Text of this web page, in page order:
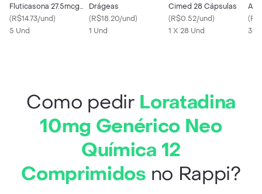
Fluticasona 27.5mcg
Spray Nasal Frasco
120 Doses GSK
(R$14.73/und)
5 Und
Drágeas
(R$18.20/und)
1 Und
Cimed 28 Cápsulas
(R$0.52/und)
1 X 28 Und
(
30
Como pedir Loratadina
10mg Genérico Neo
Química 12
Comprimidos no Rappi?